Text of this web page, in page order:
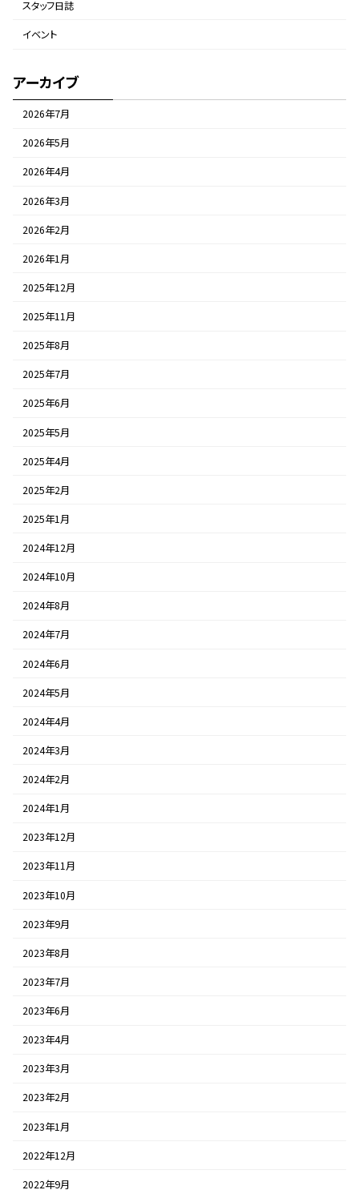
スタッフ日誌
イベント
アーカイブ
2026年7月
2026年5月
2026年4月
2026年3月
2026年2月
2026年1月
2025年12月
2025年11月
2025年8月
2025年7月
2025年6月
2025年5月
2025年4月
2025年2月
2025年1月
2024年12月
2024年10月
2024年8月
2024年7月
2024年6月
2024年5月
2024年4月
2024年3月
2024年2月
2024年1月
2023年12月
2023年11月
2023年10月
2023年9月
2023年8月
2023年7月
2023年6月
2023年4月
2023年3月
2023年2月
2023年1月
2022年12月
2022年9月